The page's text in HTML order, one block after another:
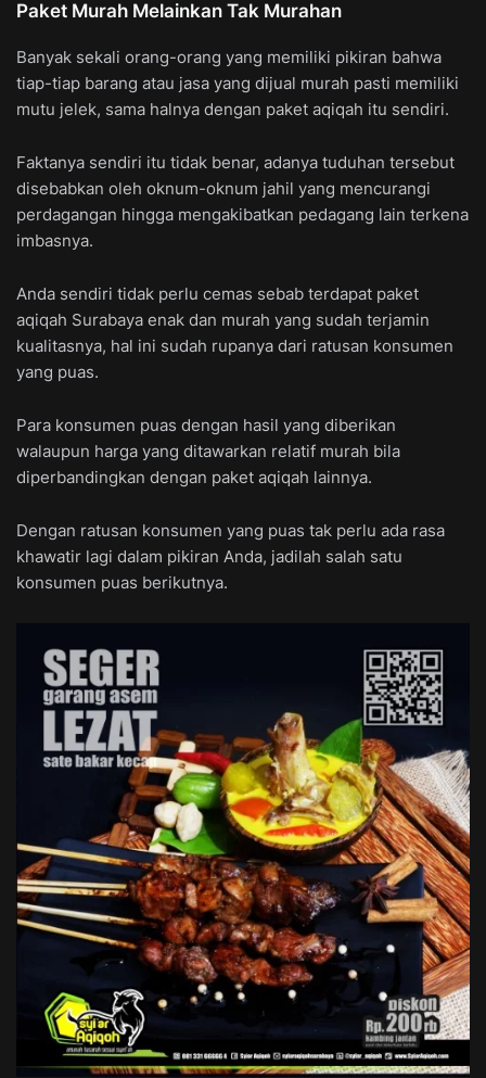
Paket Murah Melainkan Tak Murahan
Banyak sekali orang-orang yang memiliki pikiran bahwa
tiap-tiap barang atau jasa yang dijual murah pasti memiliki
mutu jelek, sama halnya dengan paket aqiqah itu sendiri.
Faktanya sendiri itu tidak benar, adanya tuduhan tersebut
disebabkan oleh oknum-oknum jahil yang mencurangi
perdagangan hingga mengakibatkan pedagang lain terkena
imbasnya.
Anda sendiri tidak perlu cemas sebab terdapat paket
aqiqah Surabaya enak dan murah yang sudah terjamin
kualitasnya, hal ini sudah rupanya dari ratusan konsumen
yang puas.
Para konsumen puas dengan hasil yang diberikan
walaupun harga yang ditawarkan relatif murah bila
diperbandingkan dengan paket aqiqah lainnya.
Dengan ratusan konsumen yang puas tak perlu ada rasa
khawatir lagi dalam pikiran Anda, jadilah salah satu
konsumen puas berikutnya.